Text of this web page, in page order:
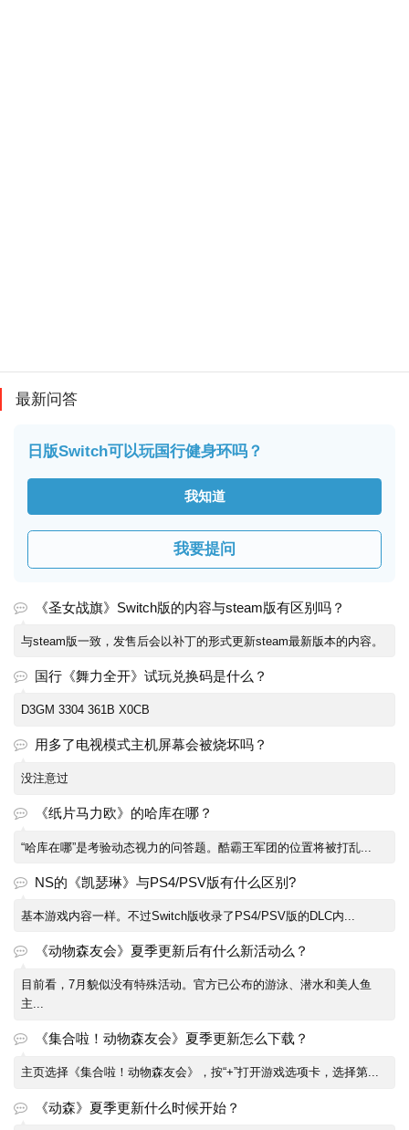
最新问答
日版Switch可以玩国行健身环吗？
我知道
我要提问
《圣女战旗》Switch版的内容与steam版有区别吗？
与steam版一致，发售后会以补丁的形式更新steam最新版本的内容。
国行《舞力全开》试玩兑换码是什么？
D3GM 3304 361B X0CB
用多了电视模式主机屏幕会被烧坏吗？
没注意过
《纸片马力欧》的哈库在哪？
“哈库在哪”是考验动态视力的问答题。酷霸王军团的位置将被打乱...
NS的《凯瑟琳》与PS4/PSV版有什么区别?
基本游戏内容一样。不过Switch版收录了PS4/PSV版的DLC内...
《动物森友会》夏季更新后有什么新活动么？
目前看，7月貌似没有特殊活动。官方已公布的游泳、潜水和美人鱼
主...
《集合啦！动物森友会》夏季更新怎么下载？
主页选择《集合啦！动物森友会》，按“+”打开游戏选项卡，选择第...
《动森》夏季更新什么时候开始？